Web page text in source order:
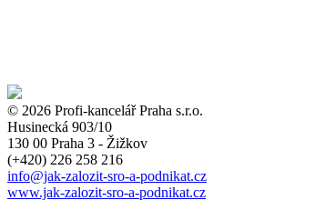
© 2026 Profi-kancelář Praha s.r.o.
Husinecká 903/10
130 00 Praha 3 - Žižkov
(+420) 226 258 216
info@jak-zalozit-sro-a-podnikat.cz
www.jak-zalozit-sro-a-podnikat.cz